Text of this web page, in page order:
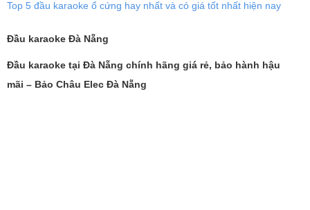
Top 5 đầu karaoke ổ cứng hay nhất và có giá tốt nhất hiện nay
Đầu karaoke Đà Nẵng
Đầu karaoke tại Đà Nẵng chính hãng giá rẻ, bảo hành hậu
mãi – Bảo Châu Elec Đà Nẵng